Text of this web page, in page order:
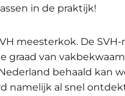
in de praktijk!
meesterkok. De
graad van
behaald kan
namelijk al snel